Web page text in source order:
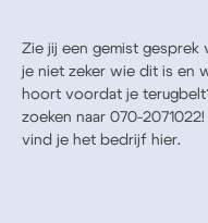
Zie jij een gemist gesprek
je niet zeker wie dit is en
hoort voordat je
zoeken naar 070-
vind je het bedrijf hier.